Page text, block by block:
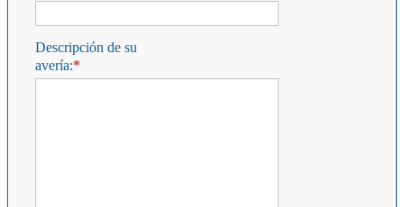
Descripción de su
avería: